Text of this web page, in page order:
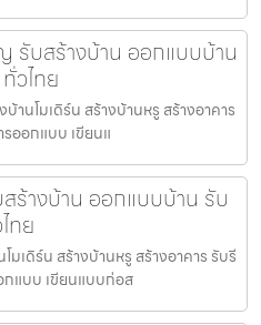
รับสร้างบ้าน ออกแบบบ้าน
วไทย
านโมเดิร์น สร้างบ้านหรู สร้างอาคาร
ออกแบบ เขียนแ
ร้างบ้าน ออกแบบบ้าน รับ
ทย
เดิร์น สร้างบ้านหรู สร้างอาคาร รับรี
กแบบ เขียนแบบก่อส